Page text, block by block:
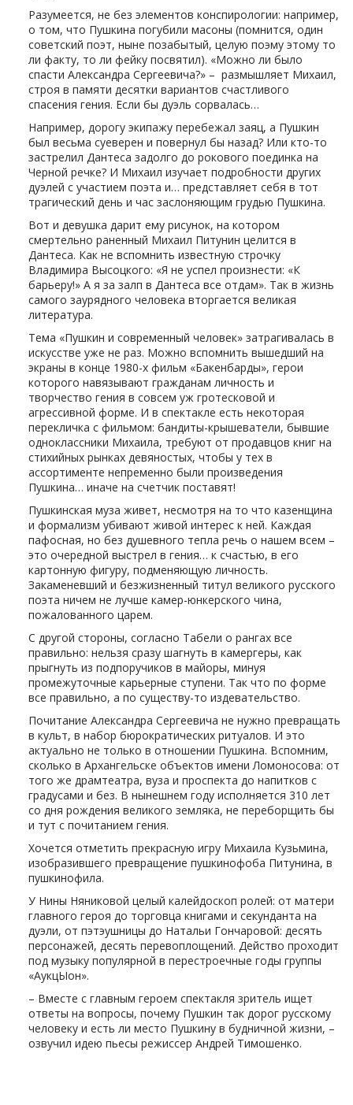
Разумеется, не без элементов конспирологии: например,
о том, что Пушкина погубили масоны (помнится, один
советский поэт, ныне позабытый, целую поэму этому то
ли факту, то ли фейку посвятил). «Можно ли было
спасти Александра Сергеевича?» – размышляет Михаил,
строя в памяти десятки вариантов счастливого
спасения гения. Если бы дуэль сорвалась…
Например, дорогу экипажу перебежал заяц, а Пушкин
был весьма суеверен и повернул бы назад? Или кто-то
застрелил Дантеса задолго до рокового поединка на
Черной речке? И Михаил изучает подробности других
дуэлей с участием поэта и… представляет себя в тот
трагический день и час заслоняющим грудью Пушкина.
Вот и девушка дарит ему рисунок, на котором
смертельно раненный Михаил Питунин целится в
Дантеса. Как не вспомнить известную строчку
Владимира Высоцкого: «Я не успел произнести: «К
барьеру!» А я за залп в Дантеса все отдам». Так в жизнь
самого заурядного человека вторгается великая
литература.
Тема «Пушкин и современный человек» затрагивалась в
искусстве уже не раз. Можно вспомнить вышедший на
экраны в конце 1980-х фильм «Бакенбарды», герои
которого навязывают гражданам личность и
творчество гения в совсем уж гротесковой и
агрессивной форме. И в спектакле есть некоторая
перекличка с фильмом: бандиты-крышеватели, бывшие
одноклассники Михаила, требуют от продавцов книг на
стихийных рынках девяностых, чтобы у тех в
ассортименте непременно были произведения
Пушкина… иначе на счетчик поставят!
Пушкинская муза живет, несмотря на то что казенщина
и формализм убивают живой интерес к ней. Каждая
пафосная, но без душевного тепла речь о нашем всем –
это очередной выстрел в гения… к счастью, в его
картонную фигуру, подменяющую личность.
Закаменевший и безжизненный титул великого русского
поэта ничем не лучше камер-юнкерского чина,
пожалованного царем.
С другой стороны, согласно Табели о рангах все
правильно: нельзя сразу шагнуть в камергеры, как
прыгнуть из подпоручиков в майоры, минуя
промежуточные карьерные ступени. Так что по форме
все правильно, а по существу-то издевательство.
Почитание Александра Сергеевича не нужно превращать
в культ, в набор бюрократических ритуалов. И это
актуально не только в отношении Пушкина. Вспомним,
сколько в Архангельске объектов имени Ломоносова: от
того же драмтеатра, вуза и проспекта до напитков с
градусами и без. В нынешнем году исполняется 310 лет
со дня рождения великого земляка, не переборщить бы
и тут с почитанием гения.
Хочется отметить прекрасную игру Михаила Кузьмина,
изобразившего превращение пушкинофоба Питунина, в
пушкинофила.
У Нины Няниковой целый калейдоскоп ролей: от матери
главного героя до торговца книгами и секунданта на
дуэли, от пэтэушницы до Натальи Гончаровой: десять
персонажей, десять перевоплощений. Действо проходит
под музыку популярной в перестроечные годы группы
«АукцЫон».
– Вместе с главным героем спектакля зритель ищет
ответы на вопросы, почему Пушкин так дорог русскому
человеку и есть ли место Пушкину в будничной жизни, –
озвучил идею пьесы режиссер Андрей Тимошенко.